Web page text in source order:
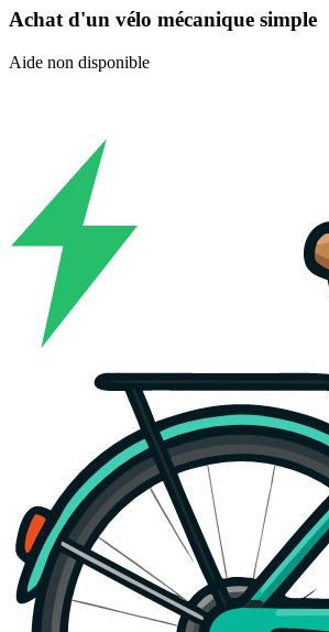
Achat d'un vélo mécanique simple
Aide non disponible